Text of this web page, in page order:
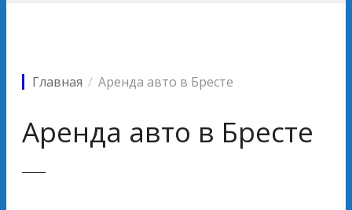
Главная Аренда авто в Бресте
Аренда авто в Бресте